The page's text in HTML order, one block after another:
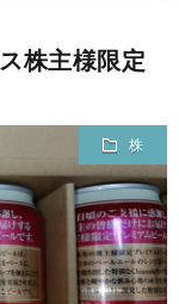
株主様限定
株